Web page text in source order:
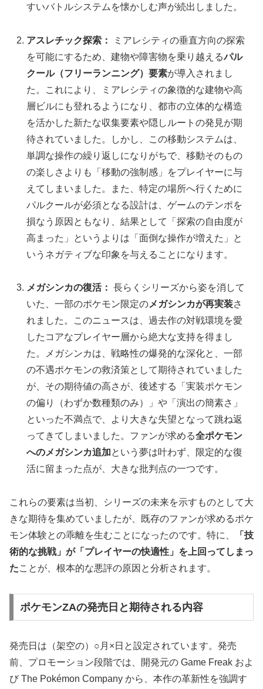
すいバトルシステムを懐かしむ声が続出しました。
アスレチック探索：
ミアレシティの垂直方向の探索
を可能にするため、建物や障害物を乗り越えるパル
クール（フリーランニング）要素が導入されまし
た。これにより、ミアレシティの象徴的な建物や高
層ビルにも登れるようになり、都市の立体的な構造
を活かした新たな収集要素や隠しルートの発見が期
待されていました。しかし、この移動システムは、
単調な操作の繰り返しになりがちで、移動そのもの
の楽しさよりも「移動の強制感」をプレイヤーに与
えてしまいました。また、特定の場所へ行くために
パルクールが必須となる設計は、ゲームのテンポを
損なう原因ともなり、結果として「探索の自由度が
高まった」というよりは「面倒な操作が増えた」と
いうネガティブな印象を与えることになります。
メガシンカの復活： 長らくシリーズから姿を消して
いた、一部のポケモン限定のメガシンカが再実装さ
れました。このニュースは、過去作の対戦環境を愛
したコアなプレイヤー層から絶大な支持を得まし
た。メガシンカは、戦略性の爆発的な深化と、一部
の不遇ポケモンの救済策として期待されていました
が、その期待値の高さが、後述する「実装ポケモン
の偏り（わずか数種類のみ）」や「演出の簡素さ」
といった不満点で、より大きな失望となって跳ね返
ってきてしまいました。ファンが求める全ポケモン
へのメガシンカ追加 という夢は叶わず、限定的な復
活に留まった点が、大きな批判点の一つです。
これらの要素は当初、シリーズの未来を示すものとして大
きな期待を集めていましたが、既存のファンが求めるポケ
モン体験との乖離を生むことになったのです。特に、
「技
術的な挑戦」が「プレイヤーの快適性」を上回ってしまっ
たことが、根本的な悪評の原因と分析されます。
ポケモンZAの発売日と期待される内容
発売日は（架空の）○月×日と設定されています。発売
前、プロモーション段階では、開発元の Game Freak およ
び The Pokémon Company から、本作の革新性を強調す